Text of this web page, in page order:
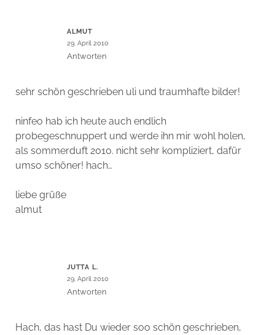
ALMUT
29. April 2010
Antworten
sehr schön geschrieben uli und traumhafte bilder!
ninfeo hab ich heute auch endlich
probegeschnuppert und werde ihn mir wohl holen,
als sommerduft 2010. nicht sehr kompliziert, dafür
umso schöner! hach…
liebe grüße
almut
JUTTA L.
29. April 2010
Antworten
Hach, das hast Du wieder soo schön geschrieben,